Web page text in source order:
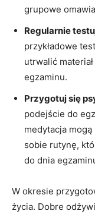
grupowe
Regularnie
przykładowe
utrwalić
egzaminu.
Przygotuj się
podejście do
medytacja
sobie rutynę,
do dnia
W okresie
życia. Dobre